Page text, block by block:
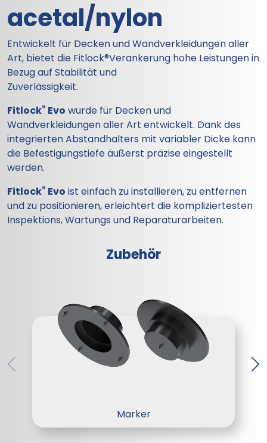
acetal/nylon
Entwickelt für Decken und Wandverkleidungen aller
Art, bietet die Fitlock®Verankerung hohe Leistungen in
Bezug auf Stabilität und
Zuverlässigkeit.
Fitlock® Evo wurde für Decken und
Wandverkleidungen aller Art entwickelt. Dank des
integrierten Abstandhalters mit variabler Dicke kann
die Befestigungstiefe äußerst präzise eingestellt
werden.
Fitlock® Evo ist einfach zu installieren, zu entfernen
und zu positionieren, erleichtert die kompliziertesten
Inspektions, Wartungs und Reparaturarbeiten.
Zubehör
Marker